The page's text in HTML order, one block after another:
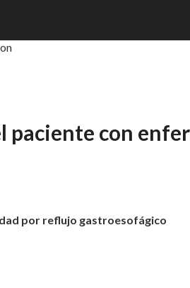
paciente con
por reflujo gastroesofágico